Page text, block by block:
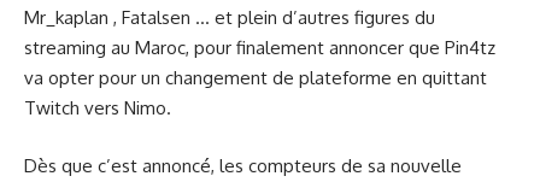
Mr_kaplan , Fatalsen … et plein d’autres figures du
streaming au Maroc, pour finalement annoncer que Pin4tz
va opter pour un changement de plateforme en quittant
Twitch vers Nimo.
Dès que c’est annoncé, les compteurs de sa nouvelle